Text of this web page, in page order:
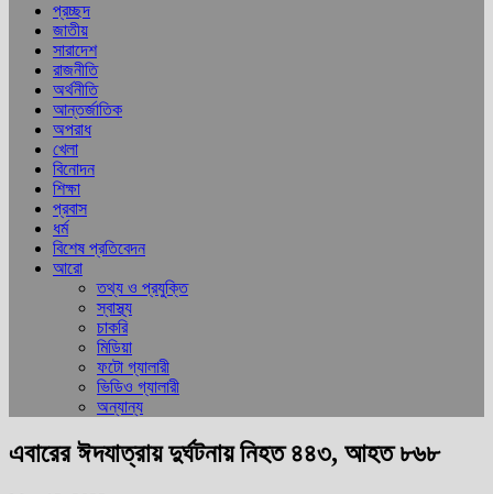
প্রচ্ছদ
জাতীয়
সারাদেশ
রাজনীতি
অর্থনীতি
আন্তর্জাতিক
অপরাধ
খেলা
বিনোদন
শিক্ষা
প্রবাস
ধর্ম
বিশেষ প্রতিবেদন
আরো
তথ্য ও প্রযুক্তি
স্বাস্থ্য
চাকরি
মিডিয়া
ফটো গ্যালারী
ভিডিও গ্যালারী
অন্যান্য
এবারের ঈদযাত্রায় দুর্ঘটনায় নিহত ৪৪৩, আহত ৮৬৮